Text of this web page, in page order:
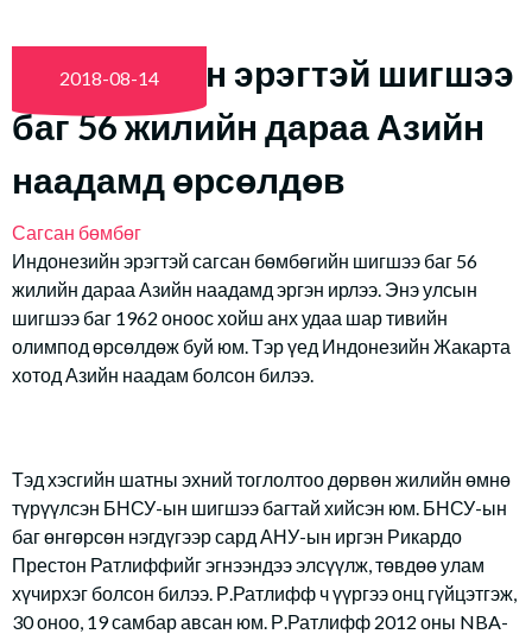
Индонезийн эрэгтэй шигшээ
баг 56 жилийн дараа Азийн
наадамд өрсөлдөв
Сагсан бөмбөг
2018-08-14
Индонезийн эрэгтэй сагсан бөмбөгийн шигшээ баг 56
жилийн дараа Азийн наадамд эргэн ирлээ. Энэ улсын
шигшээ баг 1962 оноос хойш анх удаа шар тивийн
олимпод өрсөлдөж буй юм. Тэр үед Индонезийн Жакарта
хотод Азийн наадам болсон билээ.
Тэд хэсгийн шатны эхний тоглолтоо дөрвөн жилийн өмнө
түрүүлсэн БНСУ-ын шигшээ багтай хийсэн юм. БНСУ-ын
баг өнгөрсөн нэгдүгээр сард АНУ-ын иргэн Рикардо
Престон Ратлиффийг эгнээндээ элсүүлж, төвдөө улам
хүчирхэг болсон билээ. Р.Ратлифф ч үүргээ онц гүйцэтгэж,
30 оноо, 19 самбар авсан юм. Р.Ратлифф 2012 оны NBA-